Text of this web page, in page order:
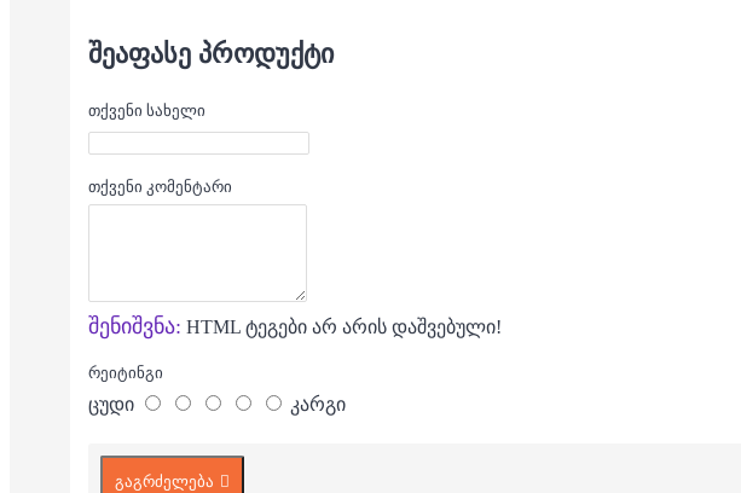
ᲨᲔᲐᲤᲐᲡᲔ ᲞᲠᲝᲓᲣᲥᲢᲘ
თქვენი სახელი
თქვენი კომენტარი
შენიშვნა: HTML ტეგები არ არის დაშვებული!
რეიტინგი
ცუდი კარგი
გაგრძელება